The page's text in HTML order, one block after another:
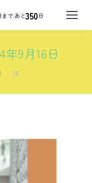
350日
年9月16日
16